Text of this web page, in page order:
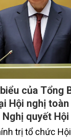
của Tổng
Hội nghị
quyết
trị tổ chức